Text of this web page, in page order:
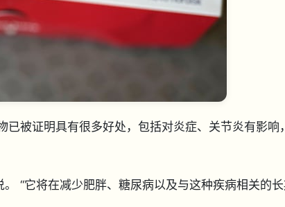
已被证明具有很多好处，包括对炎症、关节炎有影响
“它将在减少肥胖、糖尿病以及与这种疾病相关的